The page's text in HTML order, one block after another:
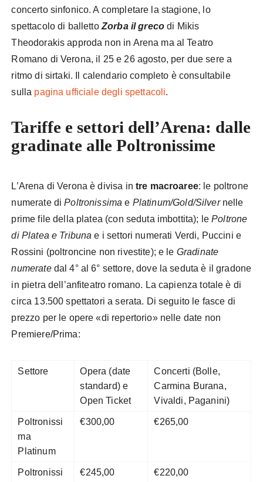
concerto sinfonico. A completare la stagione, lo
spettacolo di balletto Zorba il greco di Mikis
Theodorakis approda non in Arena ma al Teatro
Romano di Verona, il 25 e 26 agosto, per due sere a
ritmo di sirtaki. Il calendario completo è consultabile
sulla pagina ufficiale degli spettacoli.
Tariffe e settori dell’Arena: dalle
gradinate alle Poltronissime
L’Arena di Verona è divisa in tre macroaree: le poltrone
numerate diPoltronissima e Platinum/Gold/Silvernelle
prime file della platea (con seduta imbottita); lePoltrone
di Platea e Tribuna e i settori numerati Verdi, Puccini e
Rossini (poltroncine non rivestite); e le Gradinate
numeratedal 4° al 6° settore, dove la seduta è il gradone
in pietra dell’anfiteatro romano. La capienza totale è di
circa 13.500 spettatori a serata. Di seguito le fasce di
prezzo per le opere «di repertorio» nelle date non
Premiere/Prima:
Settore
Opera (date
standard) e
Open Ticket
Concerti (Bolle,
Carmina Burana,
Vivaldi, Paganini)
Poltronissi
ma
Platinum
€300,00 €265,00
Poltronissi
€245,00 €220,00